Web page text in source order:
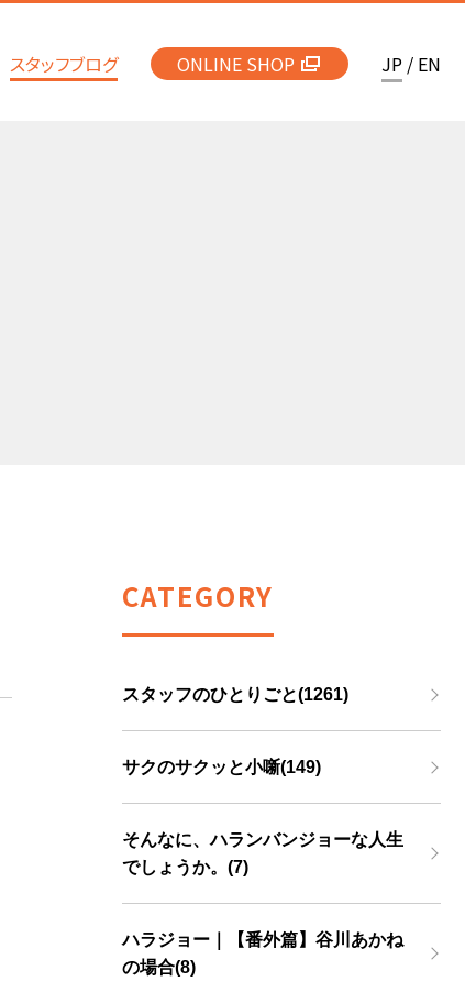
スタッフブログ ONLINE SHOP JP / EN
CATEGORY
スタッフのひとりごと(1261)
サクのサクッと小噺(149)
そんなに、ハランバンジョーな人生
でしょうか。(7)
ハラジョー｜【番外篇】谷川あかね
の場合(8)